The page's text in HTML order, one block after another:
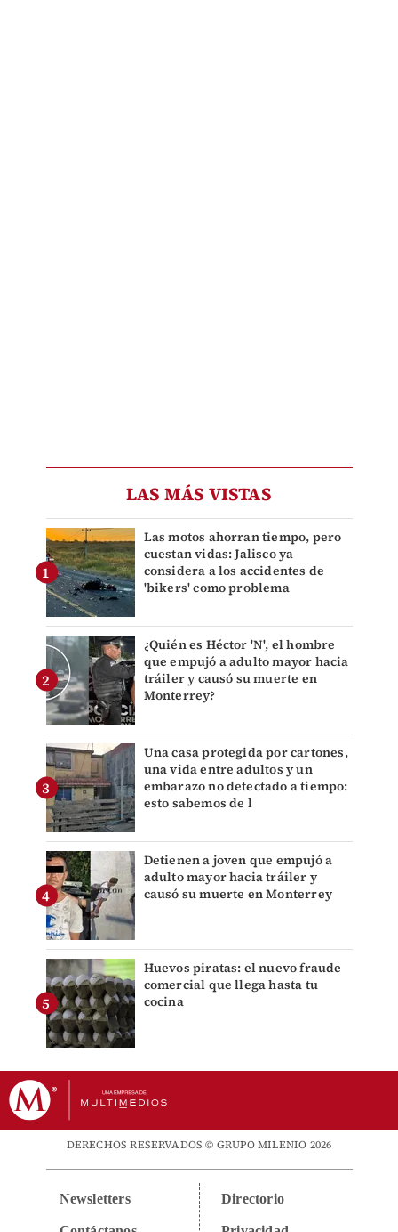
LAS MÁS VISTAS
Las motos ahorran tiempo, pero
cuestan vidas: Jalisco ya
considera a los accidentes de
'bikers' como problema
¿Quién es Héctor 'N', el hombre
que empujó a adulto mayor hacia
tráiler y causó su muerte en
Monterrey?
Una casa protegida por cartones,
una vida entre adultos y un
embarazo no detectado a tiempo:
esto sabemos de l
Detienen a joven que empujó a
adulto mayor hacia tráiler y
causó su muerte en Monterrey
Huevos piratas: el nuevo fraude
comercial que llega hasta tu
cocina
DERECHOS RESERVADOS © GRUPO MILENIO 2026
Newsletters Directorio